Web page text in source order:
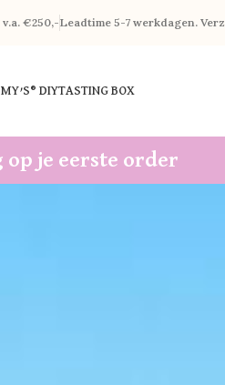
€250,-Leadtime 5-7 werkdagen.
DIYTASTING BOX
je eerste order